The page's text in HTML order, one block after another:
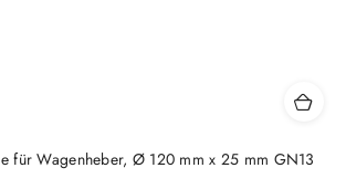
für Wagenheber, Ø 120 mm x 25 mm GN13